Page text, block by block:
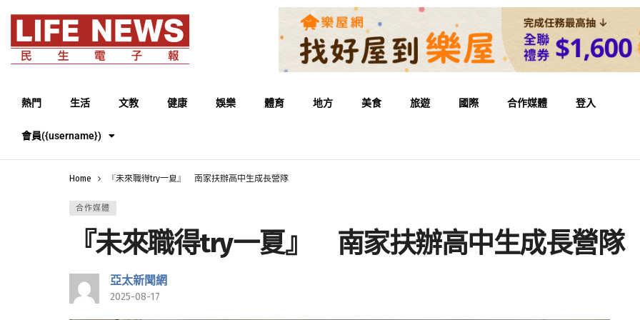
熱門 生活 文教 健康 娛樂 體育 地方 美食 旅遊 國際 合作媒體 登入
會員({username})
Home 『未來職得try一夏』 南家扶辦高中生成長營隊
合作媒體
『未來職得try一夏』 南家扶辦高中生成長營隊
亞太新聞網
2025-08-17